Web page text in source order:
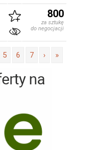
800
za sztukę
do negocjacji
5 6 7 › »